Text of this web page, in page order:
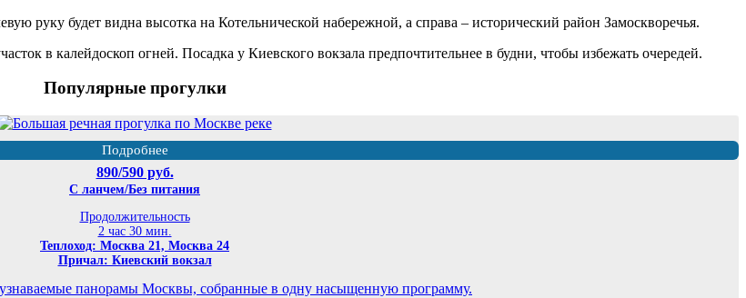
руку будет видна высотка на Котельнической набережной, а справа – исторический район Замоскворечья.
в калейдоскоп огней. Посадка у Киевского вокзала предпочтительнее в будни, чтобы избежать очередей.
Популярные прогулки
Подробнее
890/590 руб.
С ланчем/Без питания
Продолжительность
2 час 30 мин.
Теплоход: Москва 21, Москва 24
Причал: Киевский вокзал
панорамы Москвы, собранные в одну насыщенную программу.